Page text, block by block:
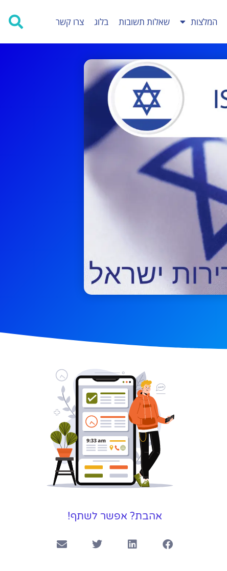
המלצות שאלות תשובות בלוג צרו קשר
אהבת? אפשר לשתף!